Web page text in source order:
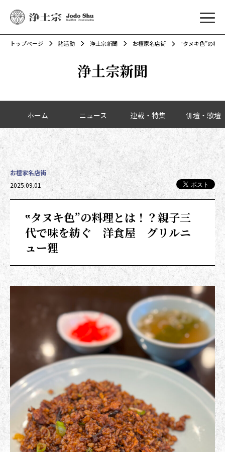
メ
浄土宗新聞
トップページ 諸活動 浄土宗新聞 お檀家名店街 ‟タヌキ色”の料
カテゴリーナビゲーション
ホーム ニュース 連載・特集 俳壇・歌壇
‟タヌキ色”の料理とは！？親子三
代で味を紡ぐ 洋食屋 グリルニ
ュー狸
お檀家名店街
投稿日時
2025.09.01